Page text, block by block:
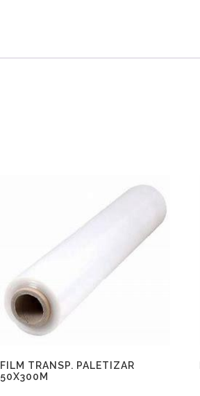
FILM TRANSP. PALETIZAR
50X300M